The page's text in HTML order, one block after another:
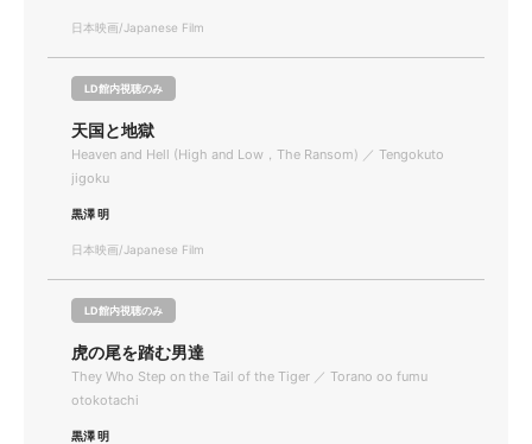
日本映画/Japanese Film
LD館内視聴のみ
天国と地獄
Heaven and Hell (High and Low，The Ransom) ／ Tengokuto
jigoku
黒澤 明
日本映画/Japanese Film
LD館内視聴のみ
虎の尾を踏む男達
They Who Step on the Tail of the Tiger ／ Torano oo fumu
otokotachi
黒澤 明